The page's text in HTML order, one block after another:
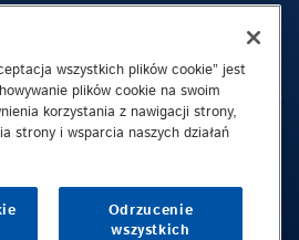
Szukaj Kontakt
wszystkich plików cookie” jest
plików cookie na swoim
korzystania z nawigacji strony,
strony i wsparcia naszych działań
Odrzucenie
wszystkich